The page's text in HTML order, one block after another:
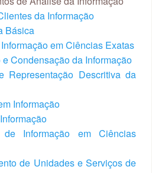
da Informação
Básica
em Ciências Exatas
Condensação da Informação
Representação Descritiva da
Informação
Informação em Ciências
de Unidades e Serviços de